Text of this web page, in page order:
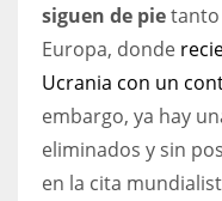
6
24
siguen de pietanto
Europa, donde
Ucrania con un
embargo, ya hay
eliminados y sin
en la cita